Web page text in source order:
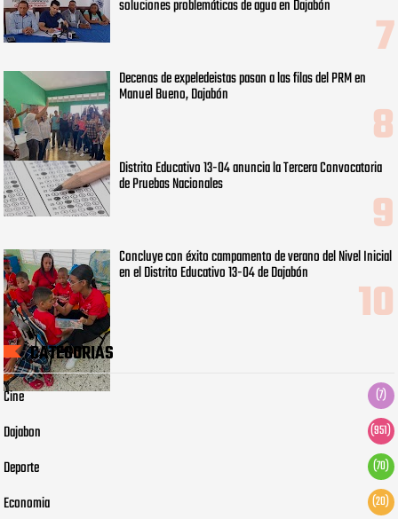
soluciones problemáticas de agua en Dajabón
Decenas de expeledeistas pasan a las filas del PRM en
Manuel Bueno, Dajabón
Distrito Educativo 13-04 anuncia la Tercera Convocatoria
de Pruebas Nacionales
Concluye con éxito campamento de verano del Nivel Inicial
en el Distrito Educativo 13-04 de Dajabón
CATEGORIAS
Cine (7)
Dajabon (951)
Deporte (70)
Economia (20)